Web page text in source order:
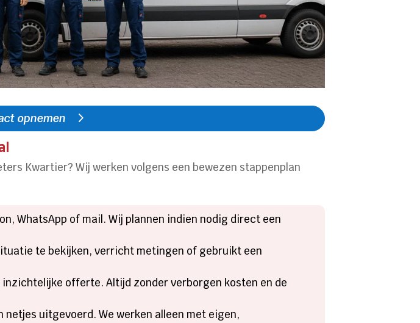
opnemen
Kwartier? Wij werken volgens een bewezen stappenplan
WhatsApp of mail. Wij plannen indien nodig direct een
te bekijken, verricht metingen of gebruikt een
inzichtelijke offerte. Altijd zonder verborgen kosten en de
netjes uitgevoerd. We werken alleen met eigen,